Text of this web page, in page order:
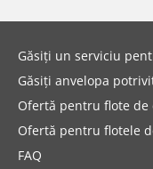
Găsiți un serviciu
Găsiți anvelopa
Ofertă pentru flote de
Ofertă pentru flotele
FAQ